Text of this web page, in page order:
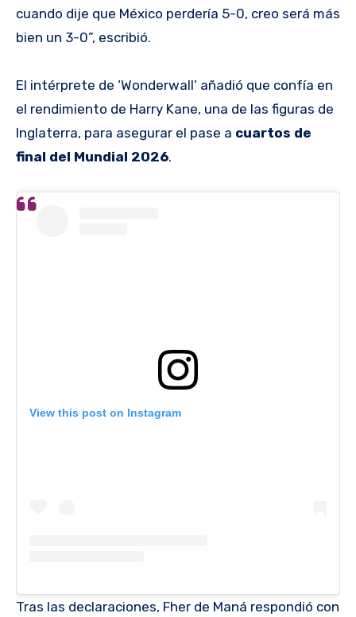
cuando dije que México perdería 5-0, creo será más
bien un 3-0”, escribió.
El intérprete de ‘Wonderwall’ añadió que confía en
el rendimiento de Harry Kane, una de las figuras de
Inglaterra, para asegurar el pase a cuartos de
final del Mundial 2026.
View this post on Instagram
Tras las declaraciones, Fher de Maná respondió con